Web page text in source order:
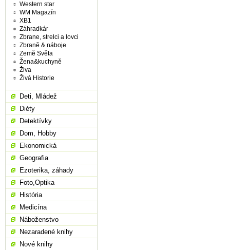
Western star
WM Magazín
XB1
Záhradkár
Zbrane, strelci a lovci
Zbraně & náboje
Země Světa
Žena&kuchyně
Živa
Živá Historie
Deti, Mládež
Diéty
Detektívky
Dom, Hobby
Ekonomická
Geografia
Ezoterika, záhady
Foto,Optika
História
Medicína
Náboženstvo
Nezaradené knihy
Nové knihy